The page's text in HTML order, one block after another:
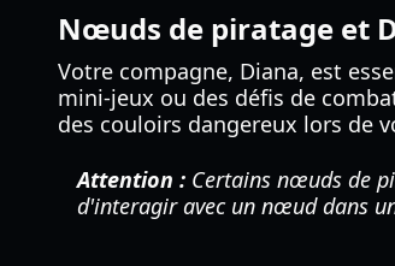
Nœuds de piratage et
Votre compagne, Diana, est
mini-jeux ou des défis de
des couloirs dangereux lors de
Attention : Certains nœuds de
d'interagir avec un nœud dans